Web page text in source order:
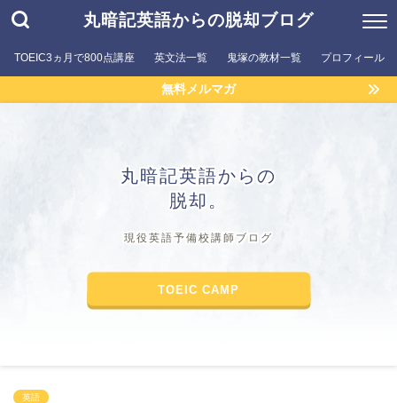
丸暗記英語からの脱却ブログ
TOEIC3ヵ月で800点講座 英文法一覧 鬼塚の教材一覧 プロフィール
無料メルマガ
丸暗記英語からの
脱却。
現役英語予備校講師ブログ
TOEIC CAMP
英語